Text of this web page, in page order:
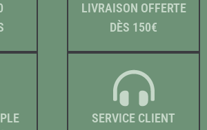
LIVRAISON OFFERTE
DÈS 150€
SERVICE CLIENT